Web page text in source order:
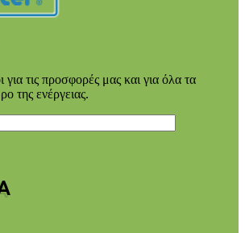
τις προσφορές μας και για όλα τα
της ενέργειας.